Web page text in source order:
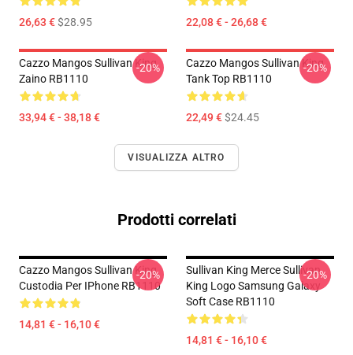
26,63 €$28.95 22,08 € - 26,68 €
Cazzo Mangos Sullivan King
Zaino RB1110
33,94 € - 38,18 €
-20%
Cazzo Mangos Sullivan King
Tank Top RB1110
22,49 €$24.45
-20%
VISUALIZZA ALTRO
Prodotti correlati
Cazzo Mangos Sullivan King
Custodia Per IPhone RB1110
14,81 € - 16,10 €
-20%
Sullivan King Merce Sullivan
King Logo Samsung Galaxy
Soft Case RB1110
14,81 € - 16,10 €
-20%